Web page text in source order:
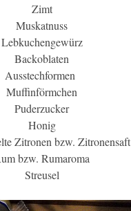
Zimt
Muskatnuss
Lebkuchengewürz
Backoblaten
Ausstechformen
Muffinförmchen
Puderzucker
Honig
Zitronen bzw. Zitronensaft
bzw. Rumaroma
Streusel